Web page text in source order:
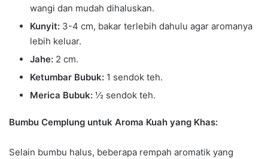
wangi dan mudah dihaluskan.
Kunyit: 3-4 cm, bakar terlebih dahulu agar aromanya
lebih keluar.
Jahe: 2 cm.
Ketumbar Bubuk: 1 sendok teh.
Merica Bubuk: ½ sendok teh.
Bumbu Cemplung untuk Aroma Kuah yang Khas:
Selain bumbu halus, beberapa rempah aromatik yang